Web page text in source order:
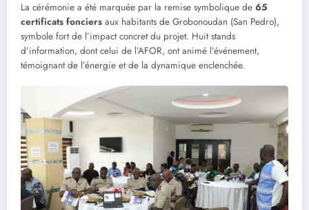
La cérémonie a été marquée par la remise symbolique de 65
certificats fonciers aux habitants de Grobonoudan (San Pedro),
symbole fort de l’impact concret du projet. Huit stands
d’information, dont celui de l’AFOR, ont animé l’événement,
témoignant de l’énergie et de la dynamique enclenchée.